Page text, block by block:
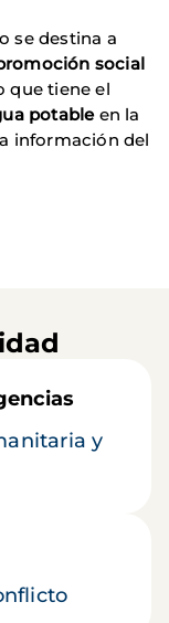
se destina a
social
que tiene el
potableen la
información del
y